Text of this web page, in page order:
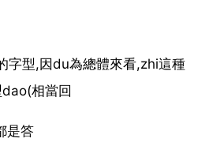
字型,因du為總體來看,zhi這種
相當回
是答